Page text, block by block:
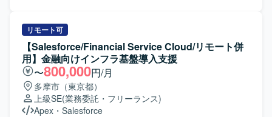
が高いため、ユーザー体験を意識した設計・実装の経験を
積むことができ、将来的なフルスタック志向のキャリアに
もつながるポジションです。 【開発環境】 Salesforceを基
盤とした環境で、ApexやAuraなどの機能を用いたWebアプ
リケーション開発を行います。帳票はSVF Cloudを利用し、
アジャイル開発のプラクティスを取り入れた進め方を想定
しています。
ただきます。また、先方運用チームへの技術支援やテクニ
カル相談対応、ベストプラクティスの提供などの技術相
談・伴走支援を実施していただきます。さらに、メンバー
育成やスキルトランスファーを通じたナレッジ共有を行
い、システム運用面での妥当性評価や安全性に関するアド
バイスなどのガバナンス支援にも携わっていただきます。
【求める人物像】 Salesforceに関する豊富な知見をもち、
自ら課題を抽出し改善提案まで推進いただける方を求めて
リモート可
【Salesforce/Financial Service Cloud/リモート併
用】金融向けインフラ基盤導入支援
〜800,000円/月
多摩市（東京都）
上級SE(業務委託・フリーランス)
Apex ・ Salesforce